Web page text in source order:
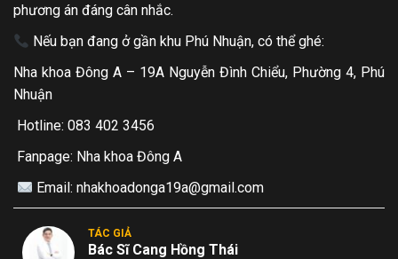
phương án đáng cân nhắc.
Nếu bạn đang ở gần khu Phú Nhuận, có thể ghé:
Nha khoa Đông A – 19A Nguyễn Đình Chiểu, Phường 4, Phú
Nhuận
Hotline: 083 402 3456
Fanpage: Nha khoa Đông A
Email: nhakhoadonga19a@gmail.com
TÁC GIẢ
Bác Sĩ Cang Hồng Thái